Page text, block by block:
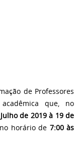
de Professores
acadêmica que, no
de 2019 à 19 de
no horário de 7:00 às